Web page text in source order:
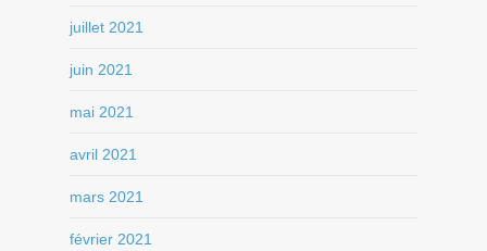
juillet 2021
juin 2021
mai 2021
avril 2021
mars 2021
février 2021